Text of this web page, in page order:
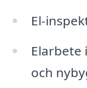
El-
Elarbete
och